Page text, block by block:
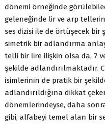
dönemi örneğinde
geleneğinde lir ve arp
ses dizisi ile de örtüşecek bir
simetrik bir adlandırma
telli bir lire ilişkin olsa da, 7
şekilde adlandırılmaktadır.
isimlerinin de pratik bir
adlandırıldığına dikkat
dönemlerindeyse, daha
gibi, alfabeyi temel alan bir